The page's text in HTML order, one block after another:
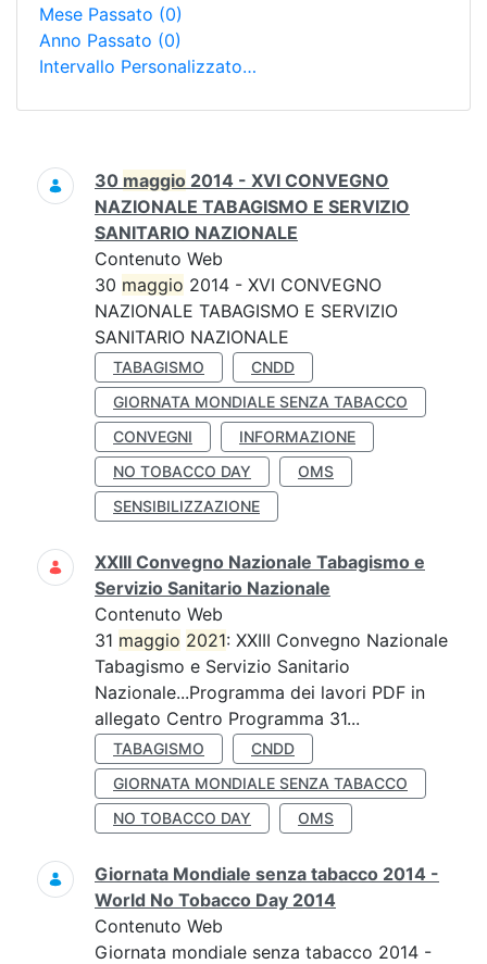
Mese Passato (0)
Anno Passato (0)
Intervallo Personalizzato…
Ricerca
30 maggio 2014 - XVI CONVEGNO
NAZIONALE TABAGISMO E SERVIZIO
SANITARIO NAZIONALE
Contenuto Web
30 maggio 2014 - XVI CONVEGNO
NAZIONALE TABAGISMO E SERVIZIO
SANITARIO NAZIONALE
TABAGISMO
CNDD
GIORNATA MONDIALE SENZA TABACCO
CONVEGNI
INFORMAZIONE
NO TOBACCO DAY
OMS
SENSIBILIZZAZIONE
XXIII Convegno Nazionale Tabagismo e
Servizio Sanitario Nazionale
Contenuto Web
31 maggio 2021: XXIII Convegno Nazionale
Tabagismo e Servizio Sanitario
Nazionale...Programma dei lavori PDF in
allegato Centro Programma 31...
TABAGISMO
CNDD
GIORNATA MONDIALE SENZA TABACCO
NO TOBACCO DAY
OMS
Giornata Mondiale senza tabacco 2014 -
World No Tobacco Day 2014
Contenuto Web
Giornata mondiale senza tabacco 2014 -